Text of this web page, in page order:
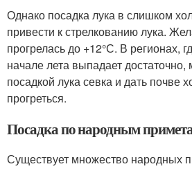
Однако посадка лука в слишком
привести к стрелкованию лука.
прогрелась до +12°С. В регионах,
начале лета выпадает
посадкой лука севка и дать почве
прогреться.
Посадка по народным
Существует множество народных